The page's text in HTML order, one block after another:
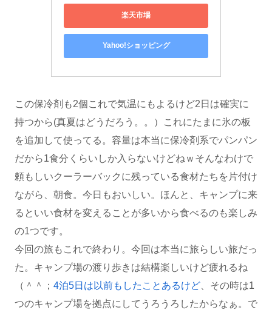
楽天市場
Yahoo!ショッピング
この保冷剤も2個これで気温にもよるけど2日は確実に
持つから(真夏はどうだろう。。）これにたまに氷の板
を追加して使ってる。容量は本当に保冷剤系でパンパン
だから1食分くらいしか入らないけどねｗそんなわけで
頼もしいクーラーバックに残っている食材たちを片付け
ながら、朝食。今日もおいしい。ほんと、キャンプに来
るといい食材を変えることが多いから食べるのも楽しみ
の1つです。
今回の旅もこれで終わり。今回は本当に旅らしい旅だっ
た。キャンプ場の渡り歩きは結構楽しいけど疲れるね
（＾＾； 4泊5日は以前もしたことあるけど 、その時は1
つのキャンプ場を拠点にしてうろうろしたからなぁ。で